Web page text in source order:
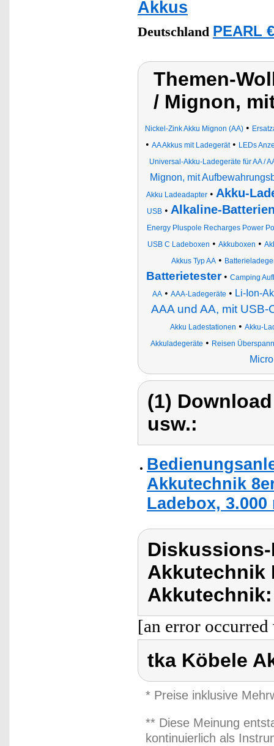
Akkus
Deutschland PEARL
Themen-
/ Mignon,
Nickel-Zink Akku Mignon (AA)•
• AA Akkus mit Ladegerät• LEDs
Universal-Akku-Ladegeräte für AA /
Mignon, mit
Akku Ladeadapter• Akku-
USB • Alkaline-
Energy Pluspole Recharges Power
USB C Ladeboxen • Akkuboxen •
Akkus Typ AA •
Batterietester• Camping
AA• AAA-Ladegeräte • Li-Ion-
AAA und AA, mit USB-
Akku Ladestationen • Akku-
Akkuladegeräte • Reisen
Micro
(1)
usw.:
Akkutechnik
Ladebox, 3.000
Akkutechnik
Akkutechnik:
[an error
tka Köbele
* Preise inklusive
** Diese Meinung
kontinuierlich als